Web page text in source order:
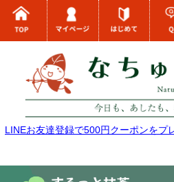
LINEお友達登録で500円クーポンをプ